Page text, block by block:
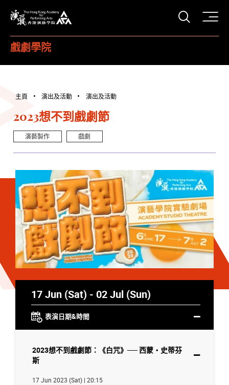
打開
戲劇學院
主頁 演出及活動 演出及活動
2023想不到戲劇節
演藝製作 戲劇
17 Jun (Sat) - 02 Jul (Sun)
表演日期&時間
2023想不到戲劇節：《白咒》── 西蒙・史蒂芬
斯
17 Jun 2023 (Sat) | 20:15